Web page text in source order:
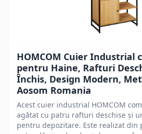
HOMCOM Cuier Industrial
pentru Haine, Rafturi
Închis, Design Modern,
Aosom Romania
Acest cuier industrial HOMCOM
agătat cu patru rafturi deschise și
pentru depozitare. Este realizat din